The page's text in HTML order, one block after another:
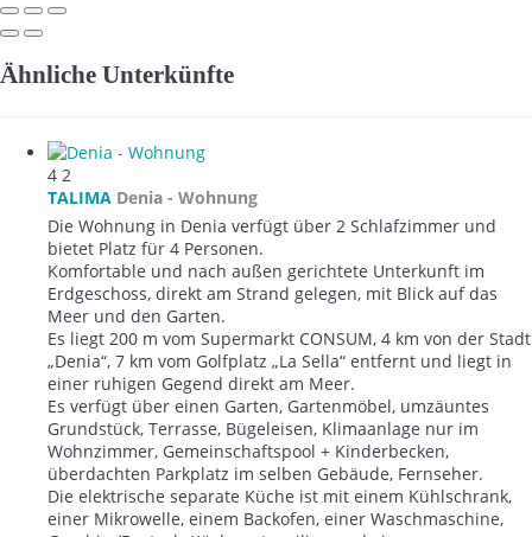
Ähnliche Unterkünfte
4 2
TALIMA Denia - Wohnung
Die Wohnung in Denia verfügt über 2 Schlafzimmer und
bietet Platz für 4 Personen.
Komfortable und nach außen gerichtete Unterkunft im
Erdgeschoss, direkt am Strand gelegen, mit Blick auf das
Meer und den Garten.
Es liegt 200 m vom Supermarkt CONSUM, 4 km von der Stadt
„Denia“, 7 km vom Golfplatz „La Sella“ entfernt und liegt in
einer ruhigen Gegend direkt am Meer.
Es verfügt über einen Garten, Gartenmöbel, umzäuntes
Grundstück, Terrasse, Bügeleisen, Klimaanlage nur im
Wohnzimmer, Gemeinschaftspool + Kinderbecken,
überdachten Parkplatz im selben Gebäude, Fernseher.
Die elektrische separate Küche ist mit einem Kühlschrank,
einer Mikrowelle, einem Backofen, einer Waschmaschine,